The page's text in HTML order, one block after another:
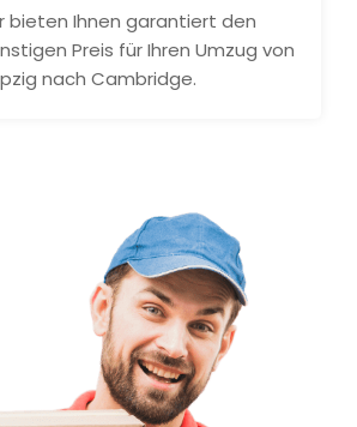
bieten Ihnen garantiert den
Preis für Ihren Umzug von
nach Cambridge.